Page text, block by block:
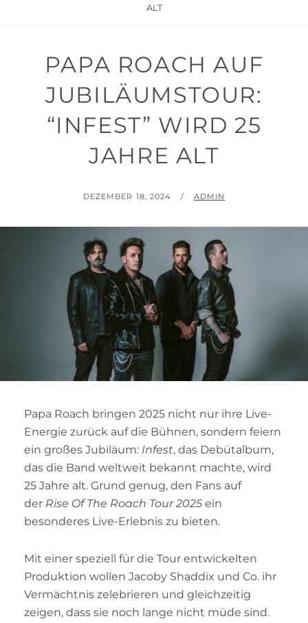
ALT
PAPA ROACH AUF
JUBILÄUMSTOUR:
“INFEST” WIRD 25
JAHRE ALT
POSTED
DEZEMBER 18, 2024 BY
ADMIN
Papa Roach bringen 2025 nicht nur ihre Live-
Energie zurück auf die Bühnen, sondern feiern
ein großes Jubiläum: Infest, das Debütalbum,
das die Band weltweit bekannt machte, wird
25 Jahre alt. Grund genug, den Fans auf
der Rise Of The Roach Tour 2025 ein
besonderes Live-Erlebnis zu bieten.
Mit einer speziell für die Tour entwickelten
Produktion wollen Jacoby Shaddix und Co. ihr
Vermächtnis zelebrieren und gleichzeitig
zeigen, dass sie noch lange nicht müde sind.